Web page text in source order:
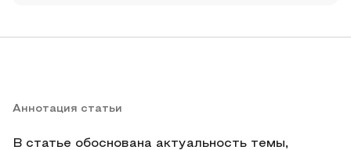
Аннотация статьи
В статье обоснована актуальность темы,